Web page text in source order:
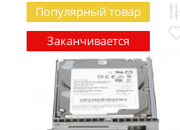
Популярный товар
Заканчивается